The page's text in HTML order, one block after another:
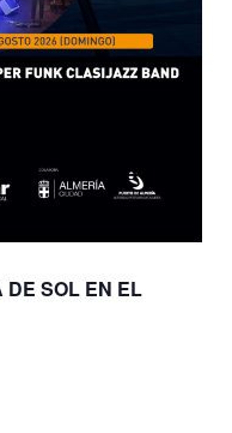
DE SOL EN EL